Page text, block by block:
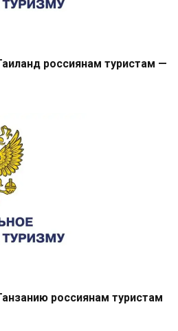
россиянам туристам —
россиянам туристам